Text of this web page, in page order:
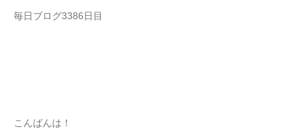
毎日ブログ3386日目
こんばんは！